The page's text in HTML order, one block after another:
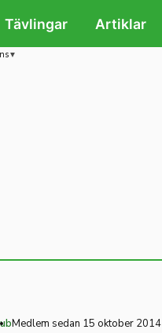
Tävlingar Artiklar
Medlem sedan 15 oktober 2014